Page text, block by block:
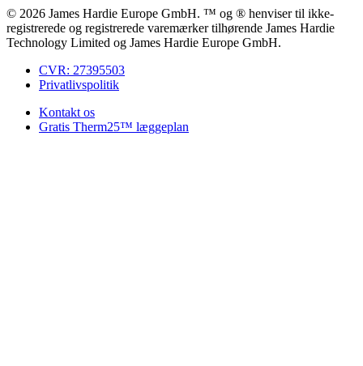
© 2026 James Hardie Europe GmbH. ™ og ® henviser til ikke-
registrerede og registrerede varemærker tilhørende James Hardie
Technology Limited og James Hardie Europe GmbH.
CVR: 27395503
Privatlivspolitik
Kontakt os
Gratis Therm25™ læggeplan